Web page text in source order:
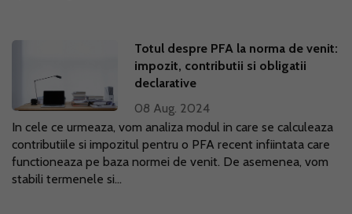
Totul despre PFA la norma de venit:
impozit, contributii si obligatii
declarative
08 Aug. 2024
In cele ce urmeaza, vom analiza modul in care se calculeaza
contributiile si impozitul pentru o PFA recent infiintata care
functioneaza pe baza normei de venit. De asemenea, vom
stabili termenele si...